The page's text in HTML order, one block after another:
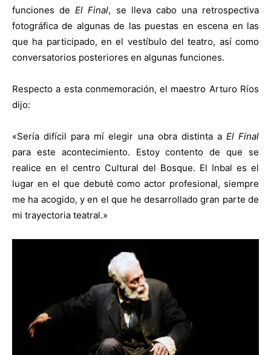
funciones deEl Final, se lleva cabo una retrospectiva
fotográfica de algunas de las puestas en escena en las
que ha participado, en el vestíbulo del teatro, así como
conversatorios posteriores en algunas funciones.
Respecto a esta conmemoración, el maestro Arturo Ríos
dijo:
«Sería difícil para mí elegir una obra distinta a El Final
para este acontecimiento. Estoy contento de que se
realice en el centro Cultural del Bosque. El Inbal es el
lugar en el que debuté como actor profesional, siempre
me ha acogido, y en el que he desarrollado gran parte de
mi trayectoria teatral.»